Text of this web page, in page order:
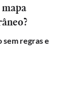
sem regras e